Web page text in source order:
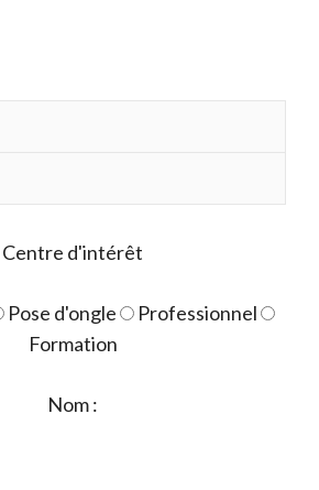
Centre d'intérêt
Pose d'ongle
Professionnel
Formation
Nom :